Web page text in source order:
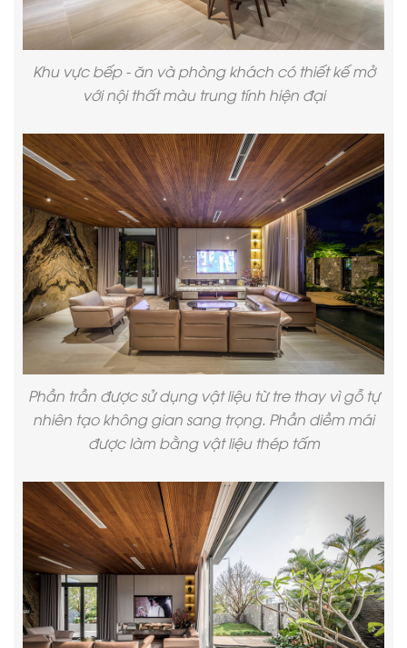
Khu vực bếp - ăn và phòng khách có thiết kế mở
với nội thất màu trung tính hiện đại
Phần trần được sử dụng vật liệu từ tre thay vì gỗ tự
nhiên tạo không gian sang trọng. Phần diềm mái
được làm bằng vật liệu thép tấm